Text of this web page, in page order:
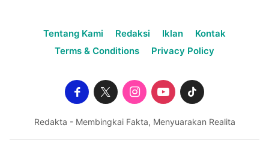
Tentang Kami Redaksi Iklan
Kontak
Terms & Conditions
Privacy Policy
Redakta - Membingkai Fakta, Menyuarakan Realita